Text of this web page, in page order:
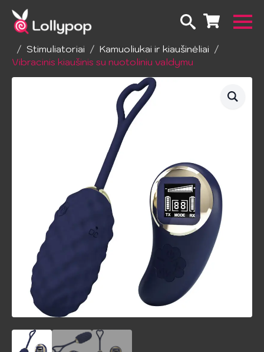
Pradžia Erotiniai žailsai
Stimuliatoriai
Kamuoliukai ir kiaušinėliai
Vibracinis kiaušinis su nuotoliniu valdymu